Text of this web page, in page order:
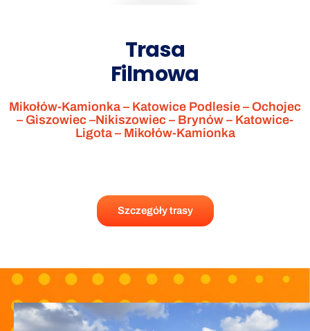
Trasa
Filmowa
Mikołów-Kamionka – Katowice Podlesie – Ochojec
– Giszowiec –Nikiszowiec – Brynów – Katowice-
Ligota – Mikołów-Kamionka
Szczegóły trasy